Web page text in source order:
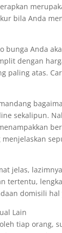
bila Anda
bunga Anda
dengan
paling atas.
sekalipun.
jelas,
tertentu,
domisili
Lain
tiap orang,